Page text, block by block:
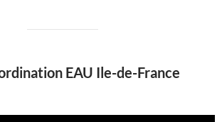
EAU Ile-de-France